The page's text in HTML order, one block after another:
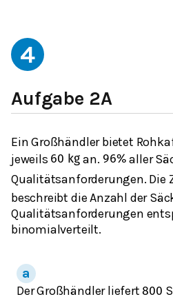
4
Aufgabe 2A
Ein Großhändler bietet
jeweils 60 kg an. 96% aller
Qualitätsanforderungen. Die
beschreibt die Anzahl der
Qualitätsanforderungen
binomialverteilt.
Der Großhändler liefert800